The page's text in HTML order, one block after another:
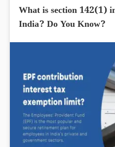
What is section 142(1)
India? Do You Know?